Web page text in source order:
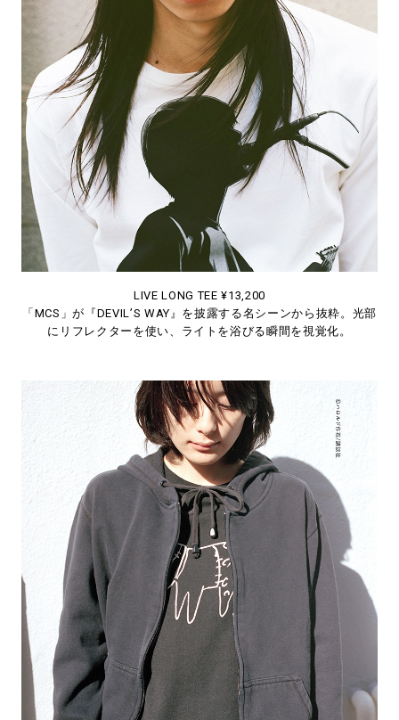
LIVE LONG TEE ¥13,200
「MCS」が『DEVIL’S WAY』を披露する名シーンから抜粋。光部
にリフレクターを使い、ライトを浴びる瞬間を視覚化。